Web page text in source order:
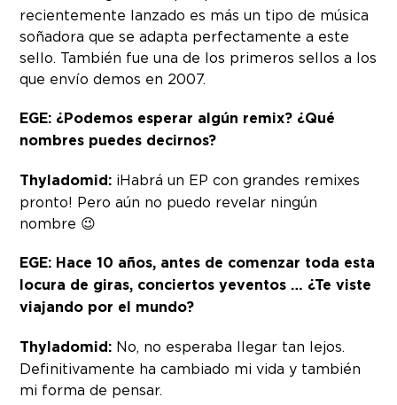
recientemente lanzado es más un tipo de música
soñadora que se adapta perfectamente a este
sello. También fue una de los primeros sellos a los
que envío demos en 2007.
EGE: ¿Podemos esperar algún remix? ¿Qué
nombres puedes decirnos?
Thyladomid: ¡Habrá un EP con grandes remixes
pronto! Pero aún no puedo revelar ningún
nombre 😉
EGE: Hace 10 años, antes de comenzar toda esta
locura de giras, conciertos yeventos … ¿Te viste
viajando por el mundo?
Thyladomid: No, no esperaba llegar tan lejos.
Definitivamente ha cambiado mi vida y también
mi forma de pensar.